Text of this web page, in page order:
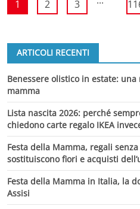
1 2 3
ARTICOLI RECENTI
Benessere olistico in estate:
mamma
Lista nascita 2026: perché
chiedono carte regalo IKEA
Festa della Mamma, regali
sostituiscono fiori e acquisti
Festa della Mamma in Italia, la
Assisi